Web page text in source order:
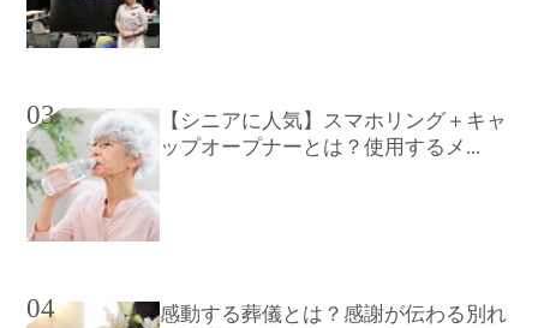
03
【シニアに人気】スマホリング＋キャ
ップオープナーとは？使用するメ...
04
感動する葬儀とは？感謝が伝わる別れ